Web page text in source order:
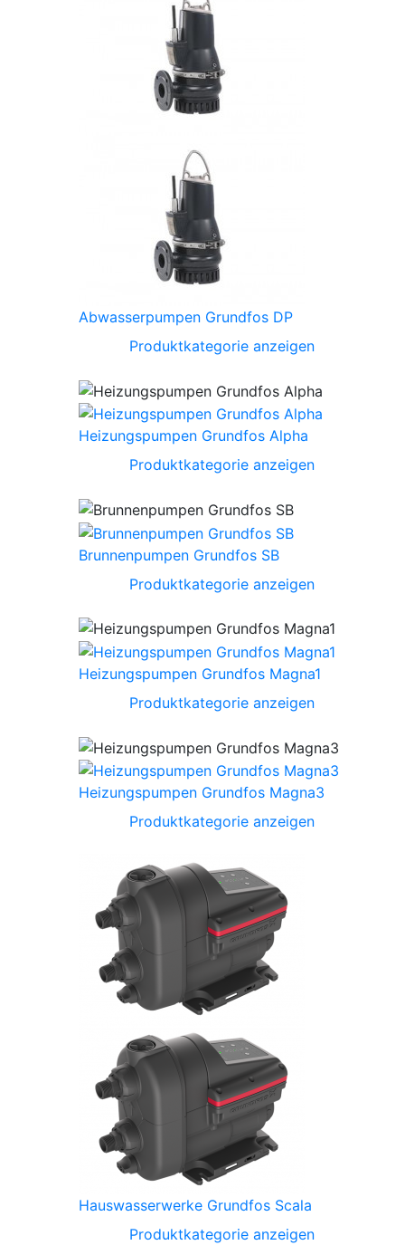
Abwasserpumpen Grundfos DP
Produktkategorie anzeigen
Heizungspumpen Grundfos Alpha
Produktkategorie anzeigen
Brunnenpumpen Grundfos SB
Produktkategorie anzeigen
Heizungspumpen Grundfos Magna1
Produktkategorie anzeigen
Heizungspumpen Grundfos Magna3
Produktkategorie anzeigen
Hauswasserwerke Grundfos Scala
Produktkategorie anzeigen